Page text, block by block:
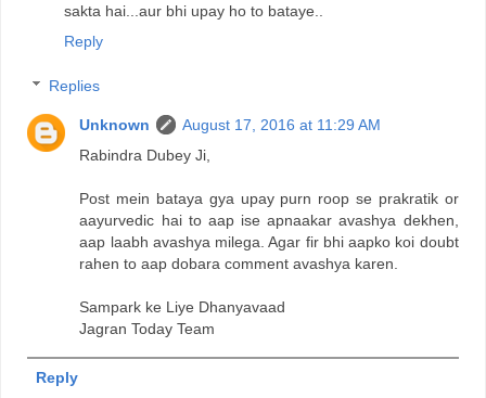
sakta hai...aur bhi upay ho to bataye..
Reply
Replies
Unknown
August 17, 2016 at 11:29 AM
Rabindra Dubey Ji,
Post mein bataya gya upay purn roop se prakratik or
aayurvedic hai to aap ise apnaakar avashya dekhen,
aap laabh avashya milega. Agar fir bhi aapko koi doubt
rahen to aap dobara comment avashya karen.
Sampark ke Liye Dhanyavaad
Jagran Today Team
Reply